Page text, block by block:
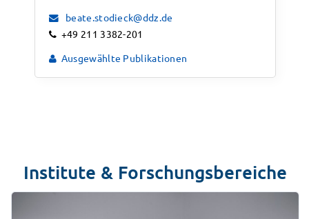
beate.stodieck@ddz.de
+49 211 3382-201
Ausgewählte Publikationen
Institute & Forschungsbereiche